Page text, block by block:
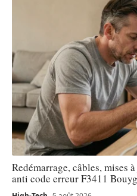
Redémarrage, câbles, mises
anti code erreur F3411